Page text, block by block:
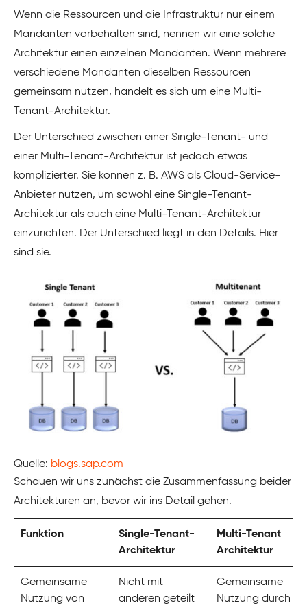
Wenn die Ressourcen und die Infrastruktur nur einem
Mandanten vorbehalten sind, nennen wir eine solche
Architektur einen einzelnen Mandanten. Wenn mehrere
verschiedene Mandanten dieselben Ressourcen
gemeinsam nutzen, handelt es sich um eine Multi-
Tenant-Architektur.
Der Unterschied zwischen einer Single-Tenant- und
einer Multi-Tenant-Architektur ist jedoch etwas
komplizierter. Sie können z. B. AWS als Cloud-Service-
Anbieter nutzen, um sowohl eine Single-Tenant-
Architektur als auch eine Multi-Tenant-Architektur
einzurichten. Der Unterschied liegt in den Details. Hier
sind sie.
Quelle: blogs.sap.com
Schauen wir uns zunächst die Zusammenfassung beider
Architekturen an, bevor wir ins Detail gehen.
Funktion
Single-Tenant-
Architektur
Multi-Tenant
Architektur
Gemeinsame
Nutzung von
Nicht mit
anderen geteilt
Gemeinsame
Nutzung durch